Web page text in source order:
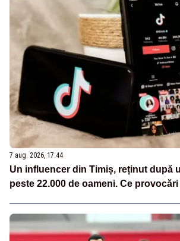
7 aug. 2026, 17:44
Un influencer din Timiș, reținut după
peste 22.000 de oameni. Ce